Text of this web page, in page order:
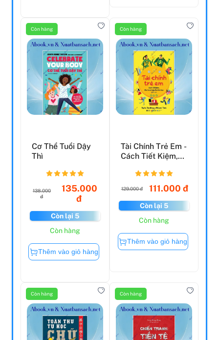
Còn hàng
Cơ Thể Tuổi Dậy
Thì
138.000
đ
135.000
đ
Còn lại 5
Còn hàng
Thêm vào giỏ hàng
Còn hàng
Tài Chính Trẻ Em -
Cách Tiết Kiệm,
129.000 đ 111.000 đ
Còn lại 5
Còn hàng
Thêm vào giỏ hàng
Còn hàng Còn hàng